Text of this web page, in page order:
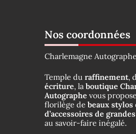
Nos coordonnées
Charlemagne Autographe
Temple du raffinement,
écriture, la boutique
Autographe vous
florilège de beaux stylos
d’accessoires de
au savoir-faire inégalé.